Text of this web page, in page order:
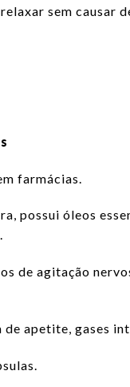
sem causar
farmácias.
possui óleos
de agitação
apetite, gases